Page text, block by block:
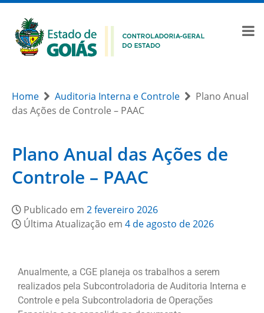
Home Auditoria Interna e Controle
Plano Anual
das Ações de Controle – PAAC
Plano Anual das Ações de
Controle – PAAC
Publicado em 2 fevereiro 2026
Última Atualização em 4 de agosto de 2026
Anualmente, a CGE planeja os trabalhos a serem
realizados pela Subcontroladoria de Auditoria Interna e
Controle e pela Subcontroladoria de Operações